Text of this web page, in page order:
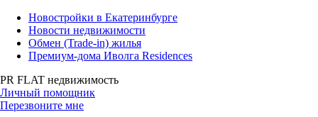
Новостройки в Екатеринбурге
Новости недвижимости
Обмен (Trade-in) жилья
Премиум-дома Иволга Residences
PR FLAT недвижимость
Личный помощник
Перезвоните мне